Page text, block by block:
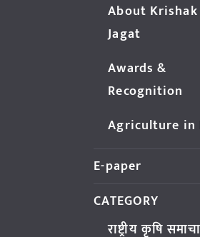
About Krishak
Jagat
Awards &
Recognition
Agriculture in
E-paper
CATEGORY
राष्ट्रीय कृषि